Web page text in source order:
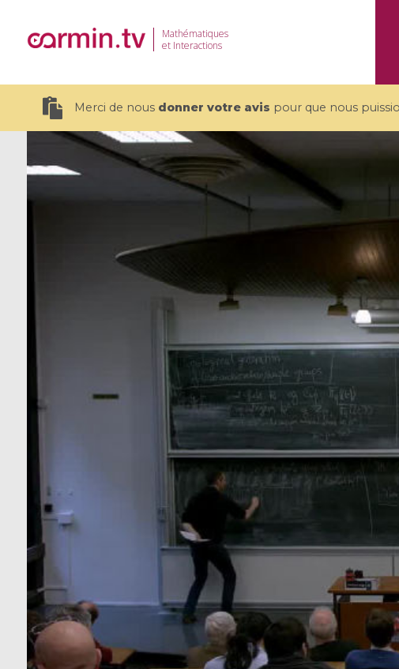
Mathématiques
et Interactions
Merci de nous donner votre avis pour que nous
CEMRACS 2026 : Modeling and AI
for Environmental Transition /
Centre d'Eté Mathématique de
Recherche Avancée en Calcul
Coulomb
quantum
Coulomb et
affines